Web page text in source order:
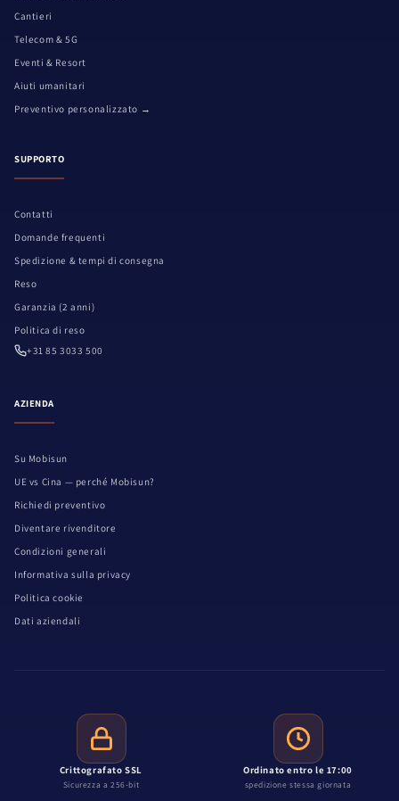
Cantieri
Telecom & 5G
Eventi & Resort
Aiuti umanitari
Preventivo personalizzato →
SUPPORTO
Contatti
Domande frequenti
Spedizione & tempi di consegna
Reso
Garanzia (2 anni)
Politica di reso
+31 85 3033 500
AZIENDA
Su Mobisun
UE vs Cina — perché Mobisun?
Richiedi preventivo
Diventare rivenditore
Condizioni generali
Informativa sulla privacy
Politica cookie
Dati aziendali
Crittografato SSL
Sicurezza a 256-bit
Ordinato entro le 17:00
spedizione stessa giornata